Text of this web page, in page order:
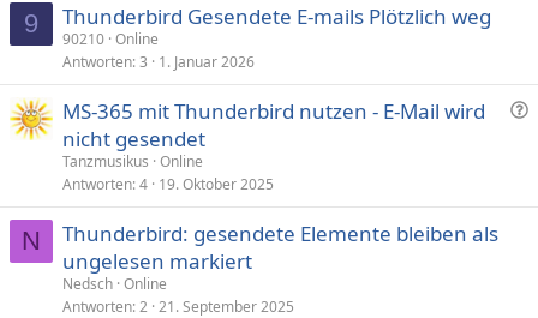
9 Thunderbird Gesendete E-mails Plötzlich weg
90210 Online
Antworten 3 1. Januar 2026
F
e
MS-365 mit Thunderbird nutzen - E-Mail wird
nicht gesendet
Tanzmusikus Online
Antworten 4 19. Oktober 2025
N
Thunderbird: gesendete Elemente bleiben als
ungelesen markiert
Nedsch Online
Antworten 2 21. September 2025